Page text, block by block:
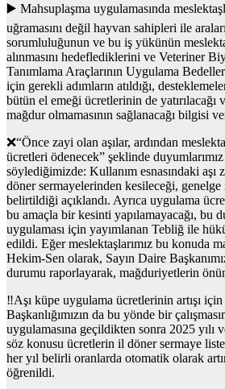
▶️ Mahsuplaşma uygulamasında
uğramasını değil hayvan sahipleri ile
sorumluluğunun ve bu iş yükünün
alınmasını hedeflediklerini ve Veteriner
Tanımlama Araçlarının Uygulama
için gerekli adımların atıldığı,
bütün el emeği ücretlerinin de yatırılacağı
mağdur olmamasının sağlanacağı bilgisi
❌“Önce zayi olan aşılar, ardından
ücretleri ödenecek” şeklinde
söylediğimizde: Kullanım esnasındaki
döner sermayelerinden kesileceği,
belirtildiği açıklandı. Ayrıca uygulama
bu amaçla bir kesinti yapılamayacağı, bu
uygulaması için yayımlanan Tebliğ ile
edildi. Eğer meslektaşlarımız bu konuda
Hekim-Sen olarak, Sayın Daire
durumu raporlayarak, mağduriyetlerin
‼️Aşı küpe uygulama ücretlerinin artışı
Başkanlığımızın da bu yönde bir
uygulamasına geçildikten sonra 2025 yılı
söz konusu ücretlerin il döner sermaye
her yıl belirli oranlarda otomatik olarak
öğrenildi.